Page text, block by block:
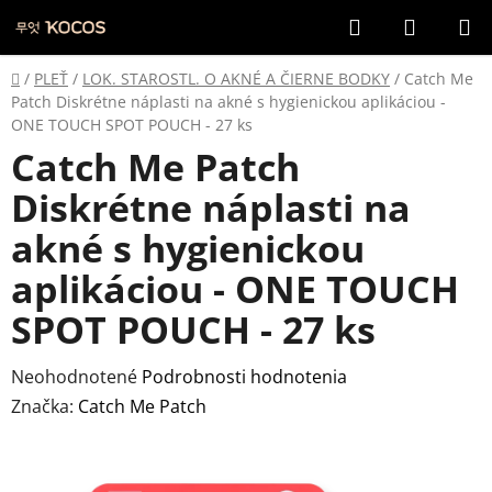
na
obsah
Hľadať
KOŠÍK
Domov
/ PLEŤ / LOK. STAROSTL. O AKNÉ A ČIERNE BODKY / Catch Me
Patch Diskrétne náplasti na akné s hygienickou aplikáciou -
ONE TOUCH SPOT POUCH - 27 ks
Catch Me Patch
Diskrétne náplasti na
akné s hygienickou
aplikáciou - ONE TOUCH
SPOT POUCH - 27 ks
Priemerné
hodnotenie
Neohodnotené Podrobnosti hodnotenia
Značka: Catch Me Patch